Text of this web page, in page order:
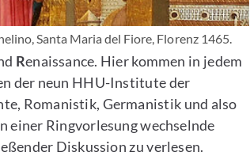
Santa Maria del Fiore, Florenz 1465.
Renaissance. Hier kommen in jedem
der neun HHU-Institute der
Romanistik, Germanistik und also
einer Ringvorlesung wechselnde
Diskussion zu verlesen.